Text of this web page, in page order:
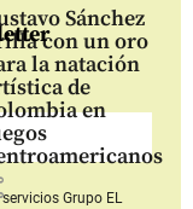
Sánchez
con un oro
la natación
de
en
serviciosGrupo EL